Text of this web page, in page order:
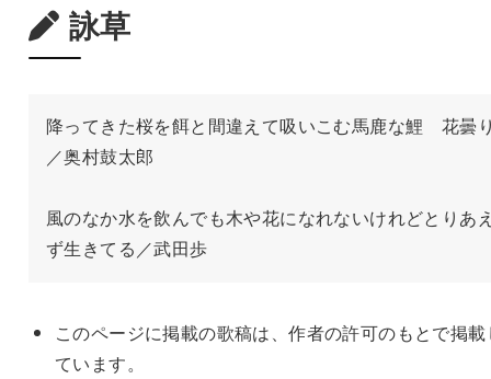
詠草
降ってきた桜を餌と間違えて吸いこむ馬鹿な鯉　花曇
／奥村鼓太郎
風のなか水を飲んでも木や花になれないけれどとりあ
ず生きてる／武田歩
このページに掲載の歌稿は、作者の許可のもとで掲載
ています。